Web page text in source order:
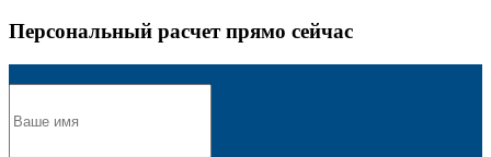
Персональный расчет прямо сейчас